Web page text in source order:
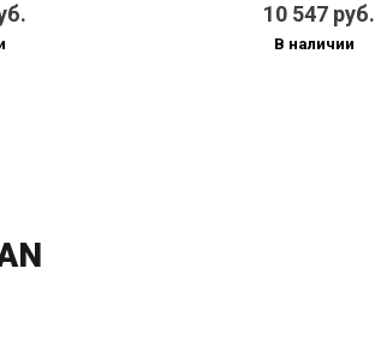
10 547 руб.
В наличии